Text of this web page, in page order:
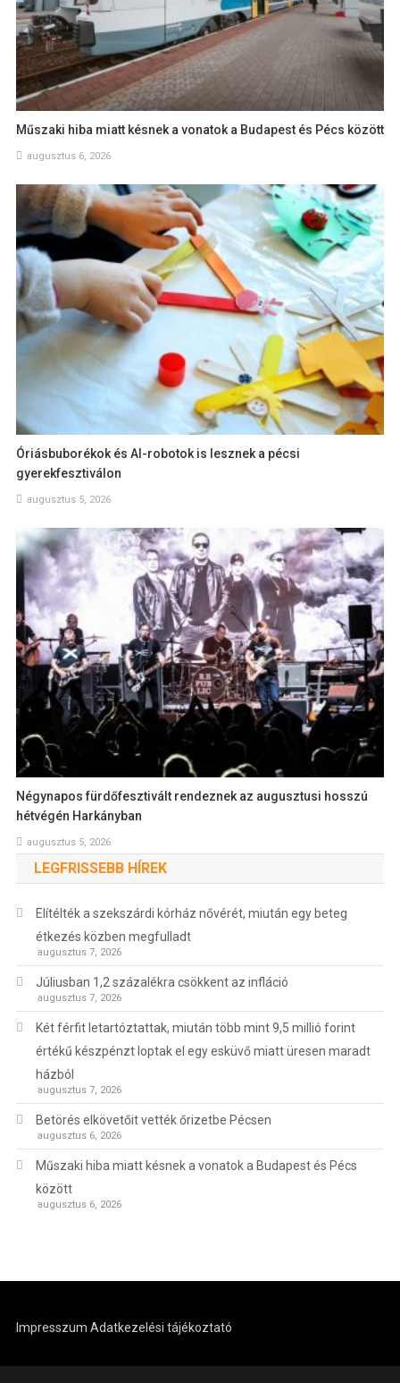
Műszaki hiba miatt késnek a vonatok a Budapest és Pécs között
augusztus 6, 2026
Óriásbuborékok és AI-robotok is lesznek a pécsi
gyerekfesztiválon
augusztus 5, 2026
Négynapos fürdőfesztivált rendeznek az augusztusi hosszú
hétvégén Harkányban
augusztus 5, 2026
LEGFRISSEBB HÍREK
Elítélték a szekszárdi kórház nővérét, miután egy beteg
étkezés közben megfulladt
augusztus 7, 2026
Júliusban 1,2 százalékra csökkent az infláció
augusztus 7, 2026
Két férfit letartóztattak, miután több mint 9,5 millió forint
értékű készpénzt loptak el egy esküvő miatt üresen maradt
házból
augusztus 7, 2026
Betörés elkövetőit vették őrizetbe Pécsen
augusztus 6, 2026
Műszaki hiba miatt késnek a vonatok a Budapest és Pécs
között
augusztus 6, 2026
Impresszum Adatkezelési tájékoztató